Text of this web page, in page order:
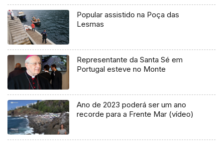
Popular assistido na Poça das
Lesmas
Representante da Santa Sé em
Portugal esteve no Monte
Ano de 2023 poderá ser um ano
recorde para a Frente Mar (vídeo)